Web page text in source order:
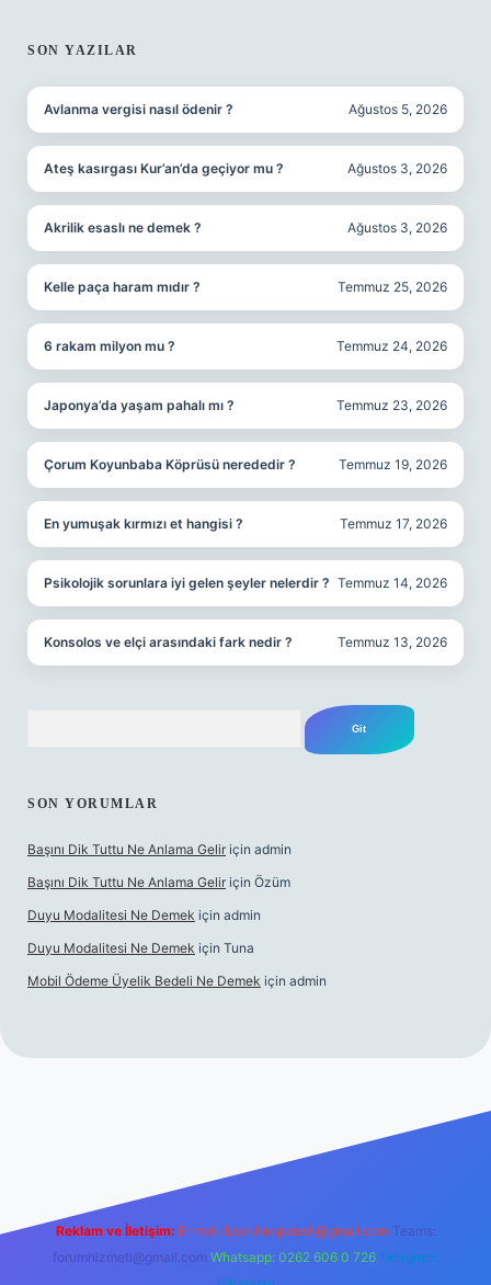
SON YAZILAR
Avlanma vergisi nasıl ödenir ? Ağustos 5, 2026
Ateş kasırgası Kur’an’da geçiyor mu ? Ağustos 3, 2026
Akrilik esaslı ne demek ? Ağustos 3, 2026
Kelle paça haram mıdır ? Temmuz 25, 2026
6 rakam milyon mu ? Temmuz 24, 2026
Japonya’da yaşam pahalı mı ? Temmuz 23, 2026
Çorum Koyunbaba Köprüsü nerededir ? Temmuz 19, 2026
En yumuşak kırmızı et hangisi ? Temmuz 17, 2026
Psikolojik sorunlara iyi gelen şeyler nelerdir ? Temmuz 14, 2026
Konsolos ve elçi arasındaki fark nedir ? Temmuz 13, 2026
SON YORUMLAR
Başını Dik Tuttu Ne Anlama Gelir için admin
Başını Dik Tuttu Ne Anlama Gelir için Özüm
Duyu Modalitesi Ne Demek için admin
Duyu Modalitesi Ne Demek için Tuna
Mobil Ödeme Üyelik Bedeli Ne Demek için admin
Reklam ve İletişim: E-mail: backlinkpaneli@gmail.com Teams:
forumhizmeti@gmail.com Whatsapp: 0262 606 0 726 Telegram: